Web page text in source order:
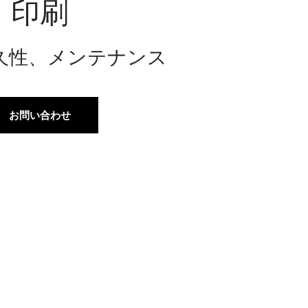
印刷
性、メンテナンス
お問い合わせ